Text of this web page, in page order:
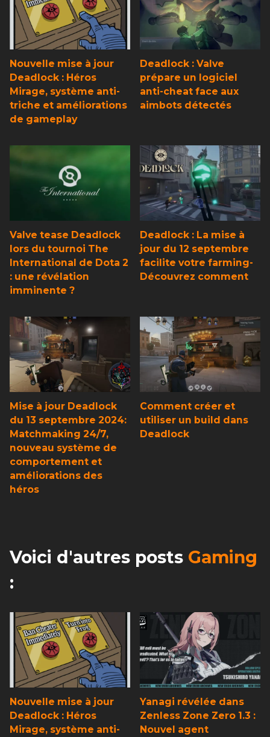
Nouvelle mise à jour
Deadlock : Héros
Mirage, système anti-
triche et améliorations
de gameplay
Deadlock : Valve
prépare un logiciel
anti-cheat face aux
aimbots détectés
Valve tease Deadlock
lors du tournoi The
International de Dota 2
: une révélation
imminente ?
Deadlock : La mise à
jour du 12 septembre
facilite votre farming-
Découvrez comment
Mise à jour Deadlock
du 13 septembre 2024:
Matchmaking 24/7,
nouveau système de
comportement et
améliorations des
héros
Comment créer et
utiliser un build dans
Deadlock
Voici d'autres posts Gaming
:
Nouvelle mise à jour
Deadlock : Héros
Mirage, système anti-
Yanagi révélée dans
Zenless Zone Zero 1.3 :
Nouvel agent